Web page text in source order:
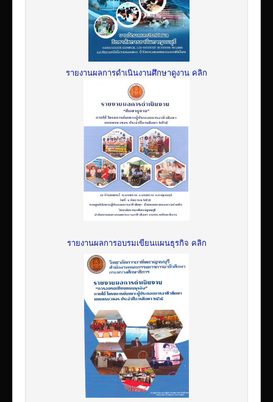
รายงานผลการดำเนินงานศึกษาดูงาน คลิก
รายงานผลการอบรมเขียนแผนธุรกิจ คลิก